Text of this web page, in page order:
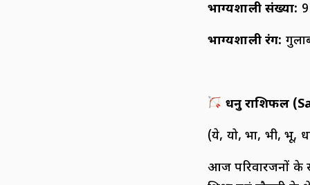
भाग्यशाली संख्या: 9
भाग्यशाली रंग:
धनु राशिफल (
(ये, यो, भा, भी, भू,
आज परिवारजनों के